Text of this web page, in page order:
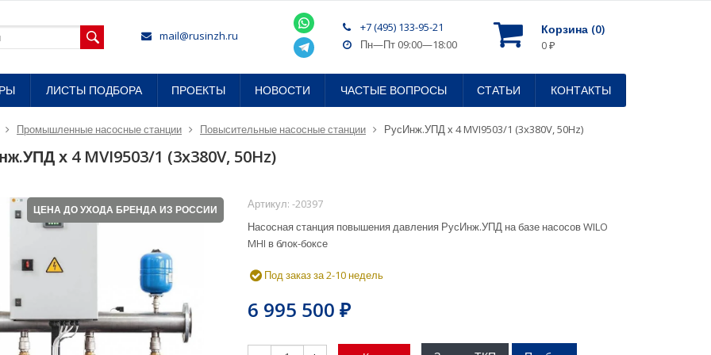
mail@rusinzh.ru
+7 (495) 133-95-21
Пн—Пт 09:00—18:00
Корзина (0)
0 ₽
ЛИСТЫ ПОДБОРА ПРОЕКТЫ НОВОСТИ ЧАСТЫЕ ВОПРОСЫ СТАТЬИ КОНТАКТЫ
Промышленные насосные станции Повысительные насосные станции РусИнж.УПД х 4 MVI9503/1 (3x380V, 50Hz)
х 4 MVI9503/1 (3x380V, 50Hz)
ЦЕНА ДО УХОДА БРЕНДА ИЗ РОССИИ Артикул: -20397
Насосная станция повышения давления РусИнж.УПД на базе насосов WILO
MHI в блок-боксе
Под заказ за 2-10 недель
6 995 500 ₽